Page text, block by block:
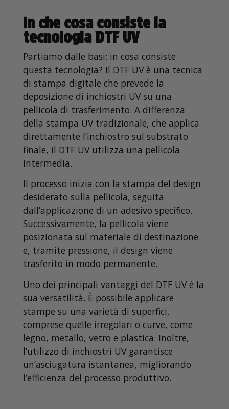
In che cosa consiste la
tecnologia DTF UV
Partiamo dalle basi: in cosa consiste
questa tecnologia? Il DTF UV è una tecnica
di stampa digitale che prevede la
deposizione di inchiostri UV su una
pellicola di trasferimento. A differenza
della stampa UV tradizionale, che applica
direttamente l’inchiostro sul substrato
finale, il DTF UV utilizza una pellicola
intermedia.
Il processo inizia con la stampa del design
desiderato sulla pellicola, seguita
dall’applicazione di un adesivo specifico.
Successivamente, la pellicola viene
posizionata sul materiale di destinazione
e, tramite pressione, il design viene
trasferito in modo permanente.
Uno dei principali vantaggi del DTF UV è la
sua versatilità. È possibile applicare
stampe su una varietà di superfici,
comprese quelle irregolari o curve, come
legno, metallo, vetro e plastica. Inoltre,
l’utilizzo di inchiostri UV garantisce
un’asciugatura istantanea, migliorando
l’efficienza del processo produttivo.